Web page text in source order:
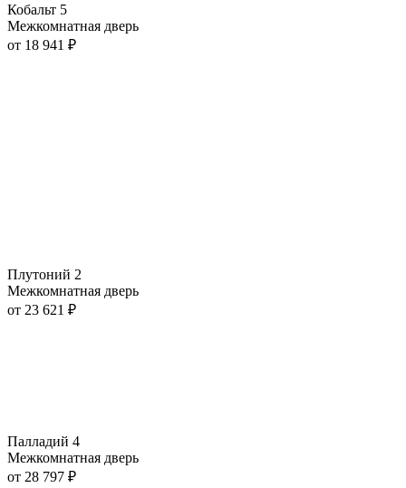
Кобальт 5
Межкомнатная дверь
от 18 941 ₽
Плутоний 2
Межкомнатная дверь
от 23 621 ₽
Палладий 4
Межкомнатная дверь
от 28 797 ₽